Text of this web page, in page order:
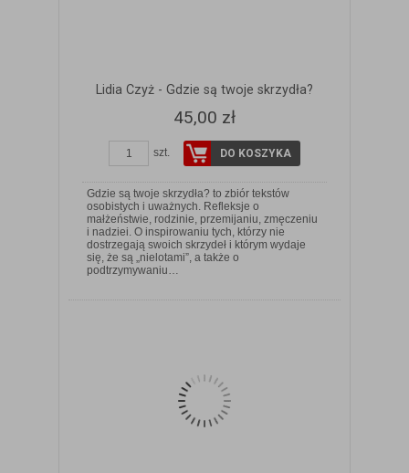
Lidia Czyż - Gdzie są twoje skrzydła?
45,00 zł
szt. DO KOSZYKA
Gdzie są twoje skrzydła? to zbiór tekstów
osobistych i uważnych. Refleksje o
małżeństwie, rodzinie, przemijaniu, zmęczeniu
i nadziei. O inspirowaniu tych, którzy nie
dostrzegają swoich skrzydeł i którym wydaje
się, że są „nielotami”, a także o
podtrzymywaniu…
ZOBACZ SZCZEGÓŁY